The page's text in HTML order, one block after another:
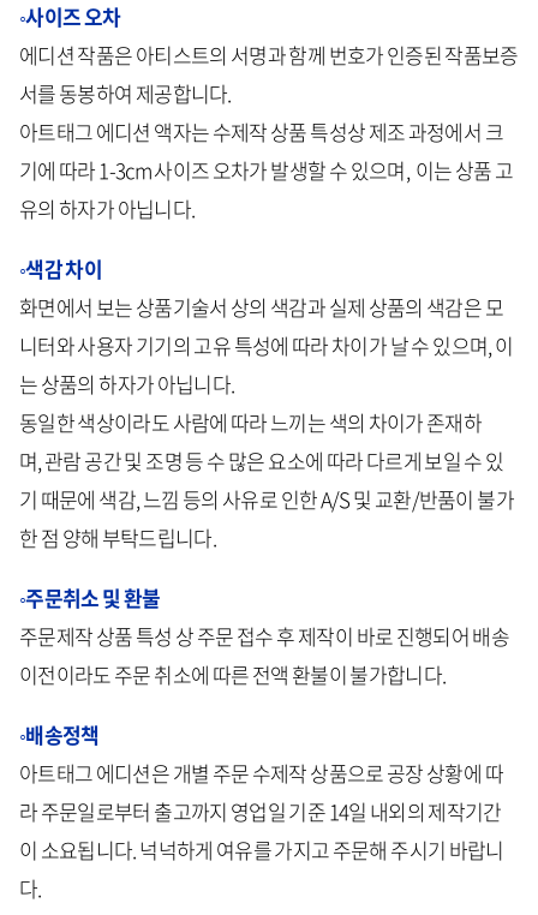
◦사이즈 오차
에디션 작품은 아티스트의 서명과 함께 번호가 인증된 작품보증
서를 동봉하여 제공합니다.
아트태그 에디션 액자는 수제작 상품 특성상 제조과정에서 크
기에 따라1-3cm사이즈오차가발생할수있으며, 이는상품고
유의 하자가아닙니다.
◦색감 차이
화면에서 보는 상품기술서 상의 색감과 실제 상품의 색감은 모
니터와 사용자 기기의 고유 특성에 따라 차이가 날 수 있으며, 이
는 상품의 하자가 아닙니다.
동일한 색상이라도 사람에 따라 느끼는 색의 차이가 존재하
며, 관람 공간 및 조명 등 수 많은 요소에 따라 다르게 보일 수 있
기 때문에 색감, 느낌 등의 사유로 인한 A/S 및 교환/반품이 불가
한 점 양해 부탁드립니다.
◦주문취소 및 환불
주문제작 상품 특성 상 주문 접수 후 제작이 바로 진행되어 배송
이전이라도 주문 취소에 따른 전액 환불이 불가합니다.
◦배송정책
아트태그 에디션은 개별 주문 수제작 상품으로 공장 상황에 따
라 주문일로부터 출고까지 영업일 기준 14일 내외의 제작기간
이 소요됩니다. 넉넉하게 여유를 가지고 주문해 주시기 바랍니
다.